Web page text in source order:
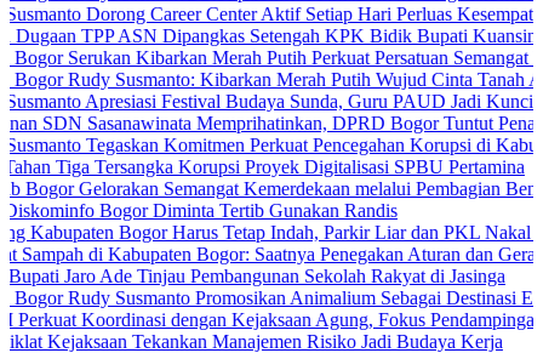
Dorong Career Center Aktif Setiap Hari Perluas Kesempatan Kerja
ASN Dipangkas Setengah KPK Bidik Bupati Kuansing
Kibarkan Merah Putih Perkuat Persatuan Semangat
Susmanto: Kibarkan Merah Putih Wujud Cinta Tanah Air
Apresiasi Festival Budaya Sunda, Guru PAUD Jadi Kunci
Sasanawinata Memprihatinkan, DPRD Bogor Tuntut Penanganan
Tegaskan Komitmen Perkuat Pencegahan Korupsi di Kabupaten
Tersangka Korupsi Proyek Digitalisasi SPBU Pertamina
Semangat Kemerdekaan melalui Pembagian Bendera
Bogor Diminta Tertib Gunakan Randis
Bogor Harus Tetap Indah, Parkir Liar dan PKL Nakal Wajib
di Kabupaten Bogor: Saatnya Penegakan Aturan dan Gerakan
Ade Tinjau Pembangunan Sekolah Rakyat di Jasinga
Susmanto Promosikan Animalium Sebagai Destinasi Edukasi
dengan Kejaksaan Agung, Fokus Pendampingan Hukum
Tekankan Manajemen Risiko Jadi Budaya Kerja